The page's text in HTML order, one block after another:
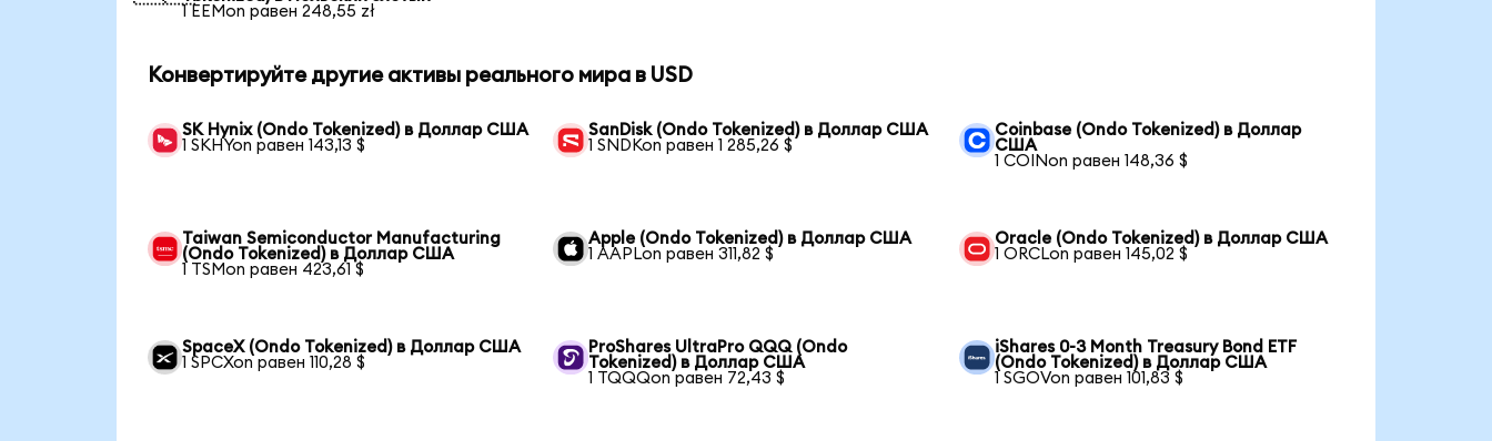
1 EEMon равен 248,55 zł
Конвертируйте другие активы реального мира в USD
SK Hynix (Ondo Tokenized) в Доллар США
1 SKHYon равен 143,13 $
SanDisk (Ondo Tokenized) в Доллар США
1 SNDKon равен 1 285,26 $
Coinbase (Ondo Tokenized) в Доллар
США
1 COINon равен 148,36 $
Taiwan Semiconductor Manufacturing
(Ondo Tokenized) в Доллар США
1 TSMon равен 423,61 $
Apple (Ondo Tokenized) в Доллар США
1 AAPLon равен 311,82 $
Oracle (Ondo Tokenized) в Доллар США
1 ORCLon равен 145,02 $
SpaceX (Ondo Tokenized) в Доллар США
1 SPCXon равен 110,28 $
ProShares UltraPro QQQ (Ondo
Tokenized) в Доллар США
1 TQQQon равен 72,43 $
iShares 0-3 Month Treasury Bond ETF
(Ondo Tokenized) в Доллар США
1 SGOVon равен 101,83 $